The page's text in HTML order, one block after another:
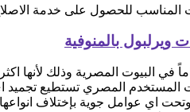
المناسب للحصول على خدمة
ويرلبول بالمنوفية
البيوت المصرية وذلك لأنها
اي عوامل جوية بإختلاف